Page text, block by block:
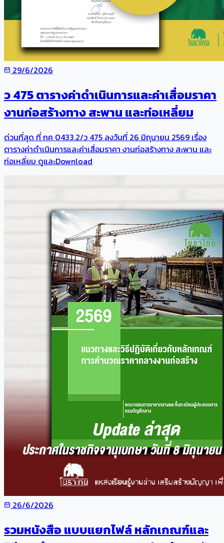
29/6/2026
ว 475 ตารางค่าดำเนินการและค่าเสื่อมราคา
งานก่อสร้างทาง สะพาน และท่อเหลี่ยม
ด่วนที่สุด ที่ กค 0433.2/ว 475 ลงวันที่ 26 มิถุนายน 2569 เรื่อง
ตารางค่าดำเนินการและค่าเสื่อมราคา งานก่อสร้างทาง สะพาน และ
ท่อเหลี่ยม ดูและDownload
26/6/2026
รวมหนังสือ แบบแยกไฟล์ หลักเกณฑ์และ